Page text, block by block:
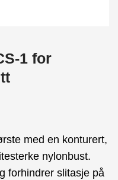
1 for
med en konturert,
nylonbust.
forhindrer slitasje på